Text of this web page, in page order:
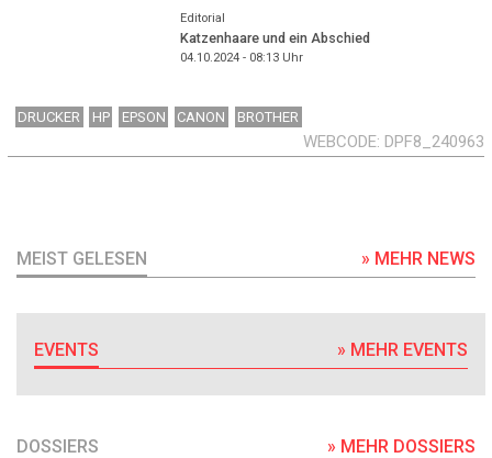
Editorial
Katzenhaare und ein Abschied
04.10.2024 - 08:13Uhr
DRUCKER HP EPSON CANON BROTHER
WEBCODE DPF8_240963
MEIST GELESEN » MEHR NEWS
EVENTS » MEHR EVENTS
DOSSIERS » MEHR DOSSIERS